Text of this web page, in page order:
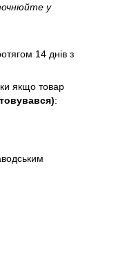
у
14 днів з
якщо товар
: